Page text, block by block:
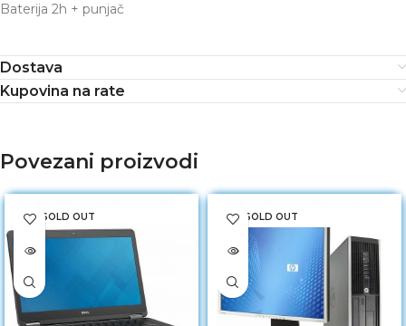
Baterija 2h + punjač
Dostava
Kupovina na rate
Povezani proizvodi
SOLD OUT SOLD OUT